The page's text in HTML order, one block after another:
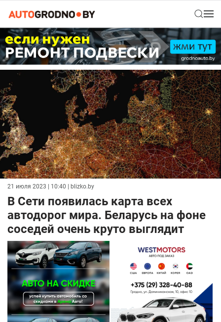
21 июля 2023 | 10:40 | blizko.by
В Сети появилась карта всех
автодорог мира. Беларусь на фоне
соседей очень круто выглядит